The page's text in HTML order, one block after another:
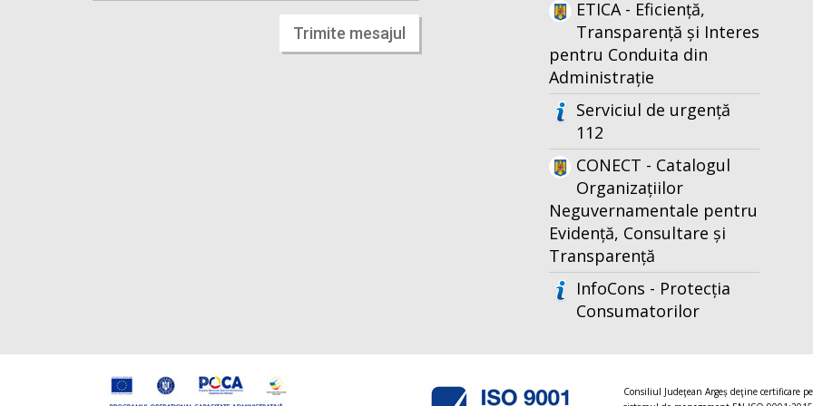
Trimite mesajul
ETICA - Eficiență,
Transparență și Interes
pentru Conduita din
Administrație
Serviciul de urgență
112
CONECT - Catalogul
Organizațiilor
Neguvernamentale pentru
Evidență, Consultare și
Transparență
InfoCons - Protecția
Consumatorilor
Consiliul Judeţean Argeș deţine certificare